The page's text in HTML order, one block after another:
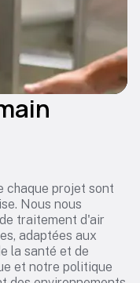
chaque projet sont
Nous nous
traitement d'air
adaptées aux
la santé et de
et notre politique